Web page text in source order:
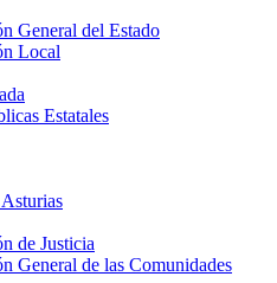
General del Estado
Local
Estatales
de Justicia
General de las Comunidades